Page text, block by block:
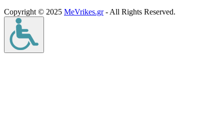
Copyright © 2025 MeVrikes.gr- All Rights Reserved.